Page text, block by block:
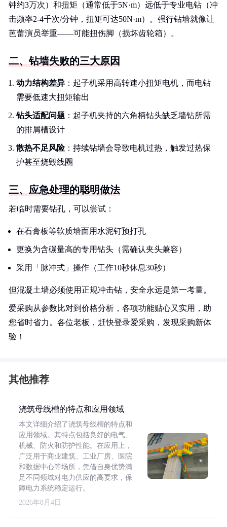
钟约3万次）和扭矩（通常低于5N·m）远低于专业电钻（冲
击频率2-4千次/分钟，扭矩可达50N·m）。强行钻墙就像让
芭蕾演员举重——可能扭伤脚（损坏齿轮箱）。
二、钻墙失败的三大原因
动力结构差异 ：起子机采用高转速小扭矩电机，而电钻
需要低速大扭矩输出
钻头适配问题 ：起子机夹持的六角柄钻头缺乏墙钻所需
的排屑槽设计
散热不足风险：持续钻墙会导致电机过热，触发过热保
护甚至烧毁线圈
三、应急处理的聪明做法
若临时需要钻孔，可以尝试：
在石膏板等软质墙面用水泥钉预打孔
更换为含碳量高的专用钻头（需确认夹头兼容）
采用「脉冲式」操作（工作10秒休息30秒）
但混凝土墙必须使用正规冲击钻，安全永远是第一考量。
爱采购从参数比对到价格分析，各项功能贴心又实用，助
您省时省力。各位老板，赶快登录爱采购，发现采购新体
验！
其他推荐
浇筑母线槽的特点和应用领域
本文详细介绍了浇筑母线槽的特点和
应用领域。其特点包括良好的电气、
机械、防火和防护性能。在应用上，
广泛用于商业建筑、工业厂房、医院
和数据中心等场所，凭借自身优势满
足不同领域对电力供应的高要求，保
障电力系统稳定运行。
2026年8月4日